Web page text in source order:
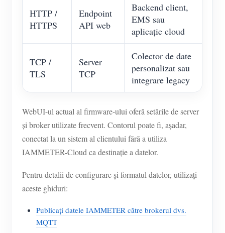
HTTP /
HTTPS
Endpoint
API web
Backend client,
EMS sau
aplicație cloud
TCP /
TLS
Server
TCP
Colector de date
personalizat sau
integrare legacy
WebUI-ul actual al firmware-ului oferă setările de server
și broker utilizate frecvent. Contorul poate fi, așadar,
conectat la un sistem al clientului fără a utiliza
IAMMETER-Cloud ca destinație a datelor.
Pentru detalii de configurare și formatul datelor, utilizați
aceste ghiduri:
Publicați datele IAMMETER către brokerul dvs.
MQTT